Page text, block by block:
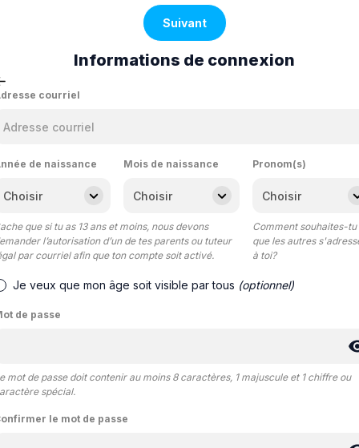
Suivant
Informations de connexion
courriel
de naissance Mois de naissance
que si tu as 13 ans et moins, nous devons
l’autorisation d’un de tes parents ou tuteur
par courriel afin que ton compte soit activé.
Pronom(s)
Comment souhaites-tu
que les autres
à toi?
Je veux que mon âge soit visible par tous (optionnel)
de passe
mot de passe doit contenir au moins 8 caractères, 1 majuscule et 1 chiffre ou
spécial.
le mot de passe